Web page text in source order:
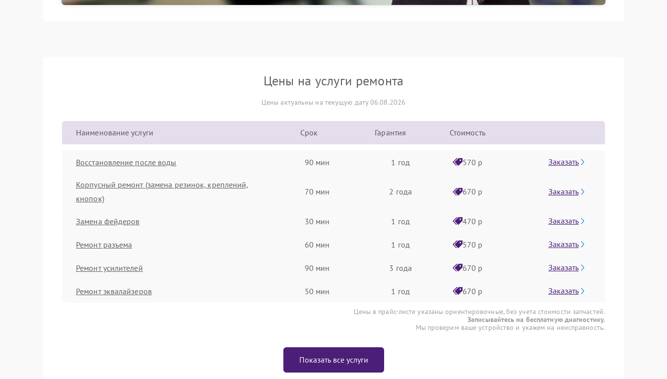
Цены на услуги ремонта
Цены актуальны на текущую дату 06.08.2026
Наименование услуги Срок Гарантия Стоимость
Восстановление после воды 90 мин 1 год 570 р Заказать
Корпусный ремонт (замена резинок, креплений,
кнопок)
70 мин 2 года 670 р Заказать
Замена фейдеров 30 мин 1 год 470 р Заказать
Ремонт разъема 60 мин 1 год 570 р Заказать
Ремонт усилителей 90 мин 3 года 670 р Заказать
Ремонт эквалайзеров 50 мин 1 год 670 р Заказать
Цены в прайс-листе указаны ориентировочные, без учета стоимости запчастей.
Записывайтесь на бесплатную диагностику.
Мы проверим ваше устройство и укажем на неисправность.
Показать все услуги